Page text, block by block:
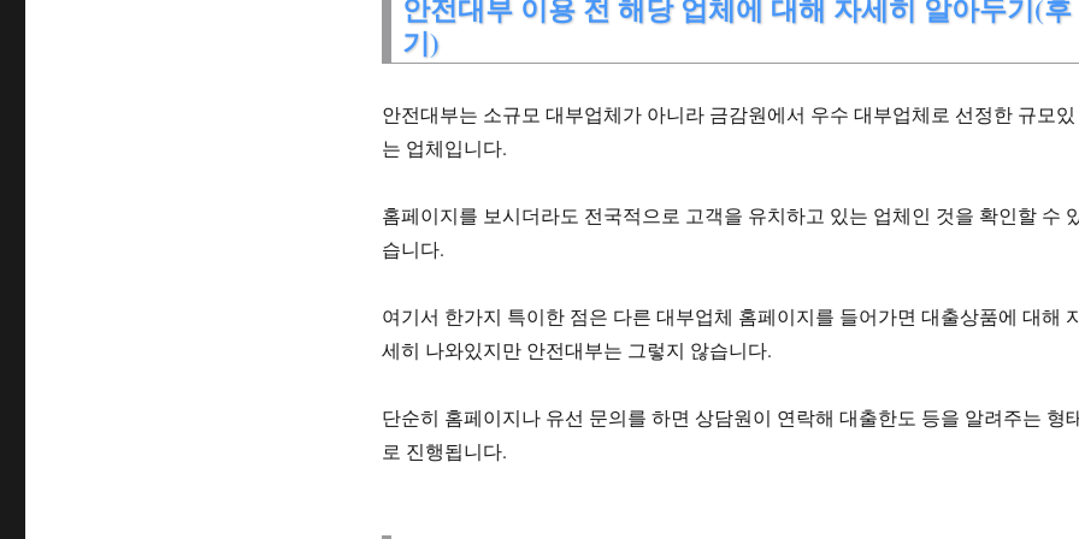
안전대부 이용 전 해당 업체에 대해 자세히 알아두기(후
기)
안전대부는 소규모 대부업체가 아니라 금감원에서 우수 대부업체로 선정한 규모있
는 업체입니다.
홈페이지를 보시더라도 전국적으로 고객을 유치하고 있는 업체인 것을 확인할 수
습니다.
여기서 한가지 특이한 점은 다른 대부업체 홈페이지를 들어가면 대출상품에 대해
세히 나와있지만 안전대부는 그렇지 않습니다.
단순히 홈페이지나 유선 문의를 하면 상담원이 연락해 대출한도 등을 알려주는 형
로 진행됩니다.